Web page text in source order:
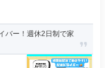
バー！週休2日制で家